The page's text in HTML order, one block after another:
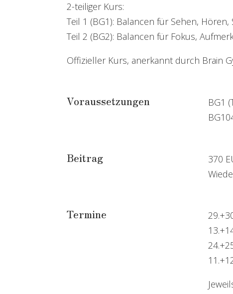
2-teiliger Kurs:
Teil 1 (BG1): Balancen für Sehen,
Teil 2 (BG2): Balancen für Fokus,
Offizieller Kurs, anerkannt durch Brain
Voraussetzungen
BG1
Beitrag
370
Termine